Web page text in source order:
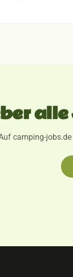
camping-